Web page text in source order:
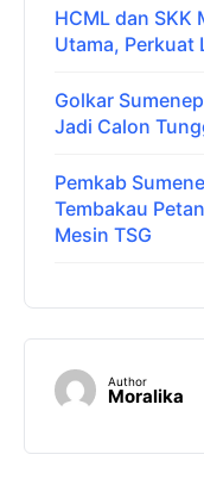
HCML dan SKK
Utama, Perkuat
Golkar
Jadi Calon
Pemkab
Tembakau
Mesin TSG
Author
Moralika